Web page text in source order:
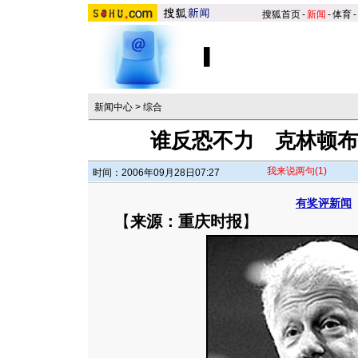
搜狐首页-新闻 -体育-
新闻中心 > 综合
谁反恐不力 克林顿
时间：2006年09月28日07:27 我来说两句(1)
有奖评新闻
【来源：重庆时报】